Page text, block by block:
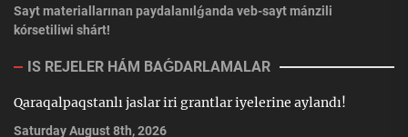
Sayt materiallarınan paydalanılǵanda veb-sayt mánzili
kórsetiliwi shárt!
IS REJELER HÁM BAǴDARLAMALAR
Qaraqalpaqstanlı jaslar iri grantlar iyelerine aylandı!
Saturday August 8th, 2026